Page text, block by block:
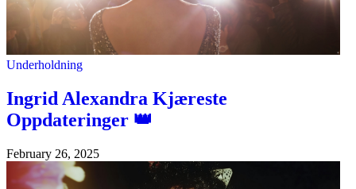
Underholdning
Ingrid Alexandra Kjæreste
Oppdateringer 👑
February 26, 2025